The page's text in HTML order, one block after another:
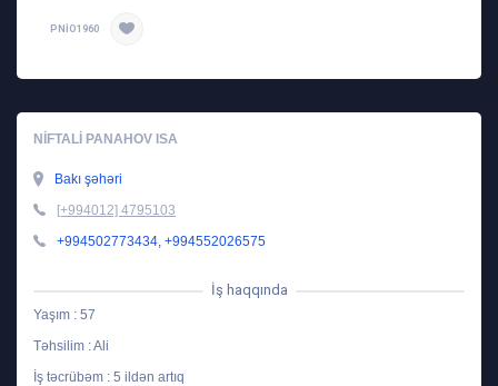
PNIO1960
NIFTALI PANAHOV ISA
Bakı şəhəri
[+994012] 4795103
+994502773434, +994552026575
İş haqqında
Yaşım : 57
Təhsilim : Ali
İş təcrübəm : 5 ildən artıq